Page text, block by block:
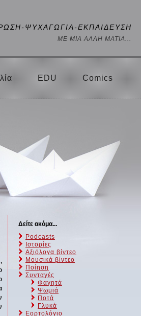
ΨΥΧΑΓΩΓΙΑ-ΕΚΠΑΙΔΕΥΣΗ
ΜΕ ΜΙΑ ΑΛΛΗ ΜΑΤΙΑ...
EDU Comics
Δείτε ακόμα...
Podcasts
Ιστορίες
Αξιόλογα βίντεο
Μουσικά βίντεο
Ποίηση
Συνταγές
Φαγητά
Ψωμιά
Ποτά
Γλυκά
Εορτολόγιο